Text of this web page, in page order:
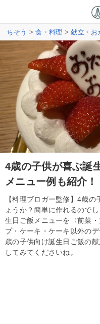
ちそう >食・料理 >献立・お
4歳の子供が喜ぶ誕
メニュー例も紹介！
【料理ブロガー監修】4歳
ょうか？簡単に作れるので
生日ご飯メニューを〈前菜
プ・ケーキ・ケーキ以外の
歳の子供向け誕生日ご飯の
してみてくださいね。